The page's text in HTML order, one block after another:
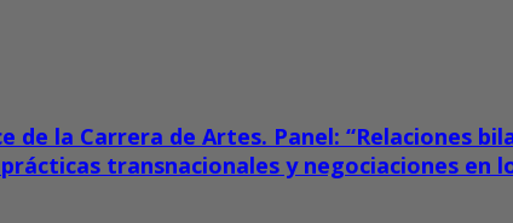
de la Carrera de Artes. Panel: “Relaciones
transnacionales y negociaciones en